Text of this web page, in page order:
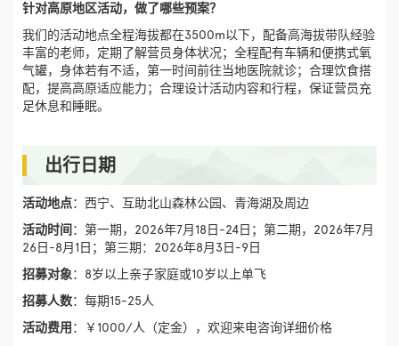
针对高原地区活动，做了哪些预案？
我们的活动地点全程海拔都在3500m以下，配备高海拔带队经验
丰富的老师，定期了解营员身体状况；全程配有车辆和便携式氧
气罐，身体若有不适，第一时间前往当地医院就诊；合理饮食搭
配，提高高原适应能力；合理设计活动内容和行程，保证营员充
足休息和睡眠。
出行日期
活动地点：西宁、互助北山森林公园、青海湖及周边
活动时间 ：第一期，2026年7月18日-24日；第二期，2026年7月
26日-8月1日；第三期：2026年8月3日-9日
招募对象：8岁以上亲子家庭或10岁以上单飞
招募人数：每期15-25人
活动费用 ：￥1000/人（定金），欢迎来电咨询详细价格